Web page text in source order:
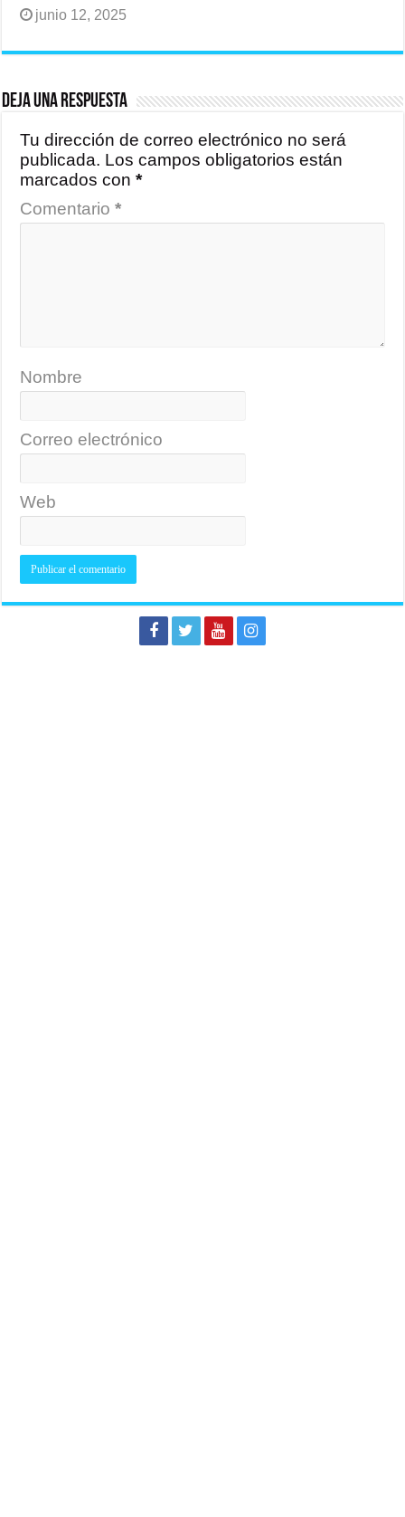
junio 12, 2025
Deja una respuesta
Tu dirección de correo electrónico no será
publicada. Los campos obligatorios están
marcados con*
Comentario*
Nombre
Correo electrónico
Web